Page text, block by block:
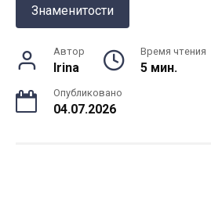
Знаменитости
Автор
Irina
Время чтения
5 мин.
Опубликовано
04.07.2026